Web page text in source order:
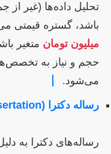
تحلیل داده‌ها (غیر از
باشد، گستره قیمتی
میلیون تومان متغیر
حجم و نیاز به
می‌شود.
رساله دکترا (PhD Dissertation):
رساله‌های دکترا به